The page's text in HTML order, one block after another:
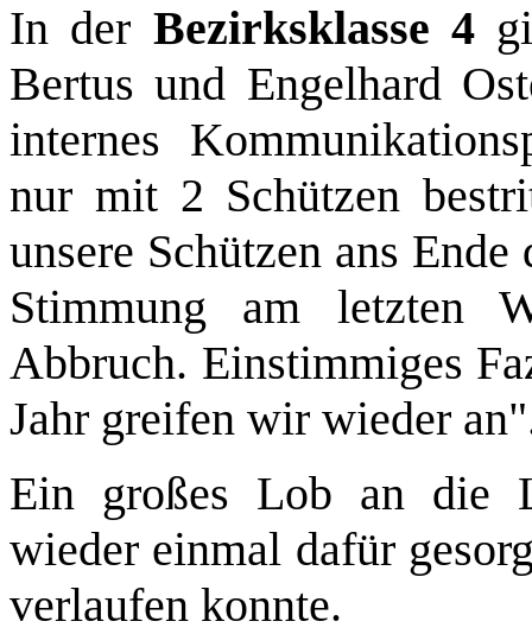
In der Bezirksklasse 4
Bertus und Engelhard
internes
nur mit 2 Schützen
unsere Schützen ans
Stimmung am letzten
Abbruch. Einstimmiges
Jahr greifen wir wieder
Ein großes Lob an die
wieder einmal dafür
verlaufen konnte.